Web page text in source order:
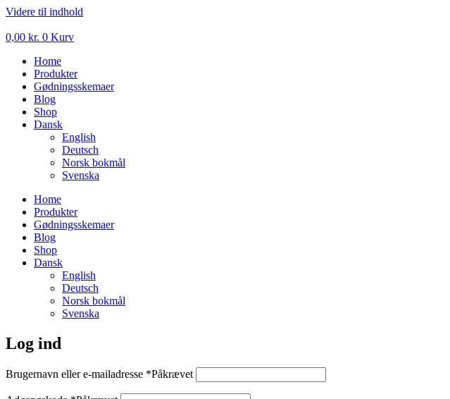
Videre til indhold
0,00 kr. 0 Kurv
Home
Produkter
Gødningsskemaer
Blog
Shop
Dansk
English
Deutsch
Norsk bokmål
Svenska
Home
Produkter
Gødningsskemaer
Blog
Shop
Dansk
English
Deutsch
Norsk bokmål
Svenska
Log ind
Brugernavn eller e-mailadresse *Påkrævet